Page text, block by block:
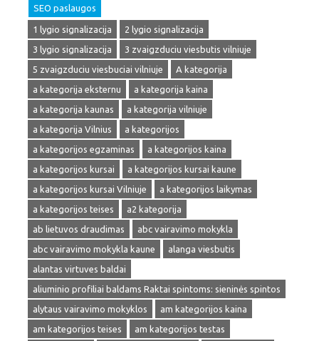
SEO paslaugos
1 lygio signalizacija
2 lygio signalizacija
3 lygio signalizacija
3 zvaigzduciu viesbutis vilniuje
5 zvaigzduciu viesbuciai vilniuje
A kategorija
a kategorija eksternu
a kategorija kaina
a kategorija kaunas
a kategorija vilniuje
a kategorija Vilnius
a kategorijos
a kategorijos egzaminas
a kategorijos kaina
a kategorijos kursai
a kategorijos kursai kaune
a kategorijos kursai Vilniuje
a kategorijos laikymas
a kategorijos teises
a2 kategorija
ab lietuvos draudimas
abc vairavimo mokykla
abc vairavimo mokykla kaune
alanga viesbutis
alantas virtuves baldai
aliuminio profiliai baldams Raktai spintoms: sieninės spintos
alytaus vairavimo mokyklos
am kategorijos kaina
am kategorijos teises
am kategorijos testas